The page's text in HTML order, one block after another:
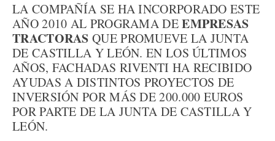
LA COMPAÑÍA SE HA INCORPORADO ESTE
AÑO 2010 AL PROGRAMA DEEMPRESAS
TRACTORAS QUE PROMUEVE LA JUNTA
DE CASTILLA Y LEÓN. EN LOS ÚLTIMOS
AÑOS, FACHADAS RIVENTI HA RECIBIDO
AYUDAS A DISTINTOS PROYECTOS DE
INVERSIÓN POR MÁS DE 200.000 EUROS
POR PARTE DE LA JUNTA DE CASTILLA Y
LEÓN.